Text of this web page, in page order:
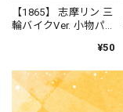
【1865】 志摩リン 三
輪バイクVer. 小物パー
ープ ねんどろいど¥50